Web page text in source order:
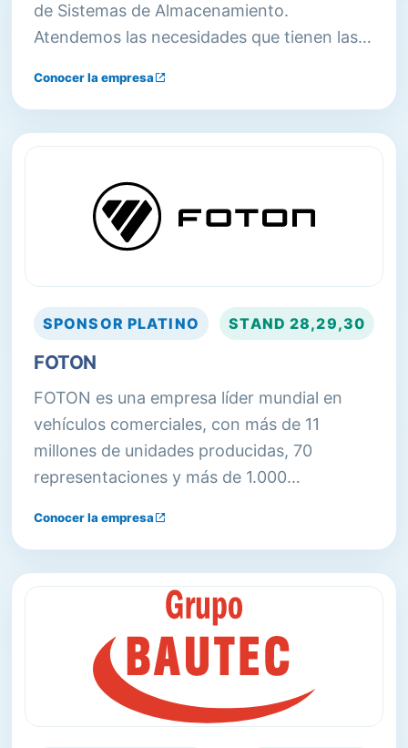
de Sistemas de Almacenamiento.
Atendemos las necesidades que tienen las
almacenamiento y brindamos soluciones
productos y servicios a todo tipo de
Argentina.
Conocer la empresa
SPONSOR PLATINO STAND28,29,30
FOTON
FOTON es una empresa líder mundial en
vehículos comerciales, con más de 11
millones de unidades producidas, 70
representaciones y más de 1.000
Conocer la empresa